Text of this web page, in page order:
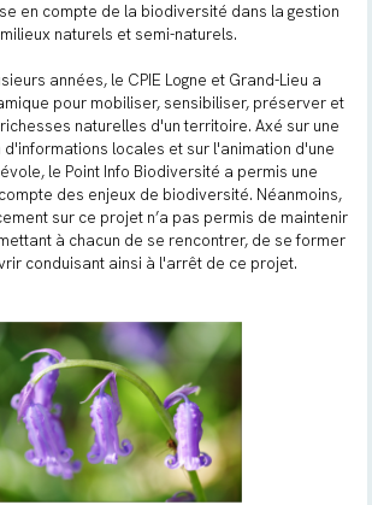
en compte de la biodiversité dans la gestion
naturels et semi-naturels.
années, le CPIE Logne et Grand-Lieu a
pour mobiliser, sensibiliser, préserver et
naturelles d'un territoire. Axé sur une
locales et sur l'animation d'une
le Point Info Biodiversité a permis une
des enjeux de biodiversité. Néanmoins,
sur ce projet n’a pas permis de maintenir
à chacun de se rencontrer, de se former
conduisant ainsi à l'arrêt de ce projet.